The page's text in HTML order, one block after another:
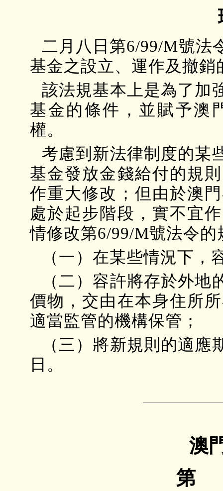
二月八日第6/99/M號法
基金之設立、運作及撤銷
該法規基本上是為了加
基金的條件，並賦予澳
權。
考慮到新法律制度的某
基金發放金錢給付的規
作重大修改；但由於澳
處於起步階段，實不宜
情修改第6/99/M號法令
（一）在某些情況下
（二）容許將存於外
價物，交由在本身住所
適當監管的機構保管；
（三）將新規則的適
日。
澳
第 /